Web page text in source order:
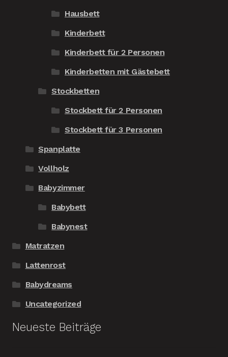
Hausbett
Kinderbett
Kinderbett für 2 Personen
Kinderbetten mit Gästebett
Stockbetten
Stockbett für 2 Personen
Stockbett für 3 Personen
Spanplatte
Vollholz
Babyzimmer
Babybett
Babynest
Matratzen
Lattenrost
Babydreams
Uncategorized
Neueste Beiträge